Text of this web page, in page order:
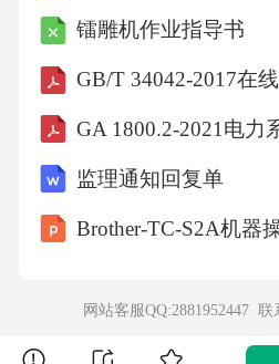
镭雕机作业指导书
监理通知回复单
网站客服QQ:2881952447 联